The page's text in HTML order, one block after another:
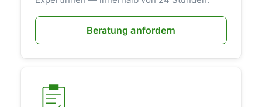
Beratung anfordern